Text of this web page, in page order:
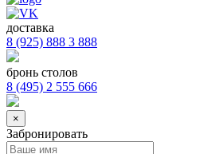
доставка
8 (925) 888 3 888
бронь столов
8 (495) 2 555 666
×
Забронировать